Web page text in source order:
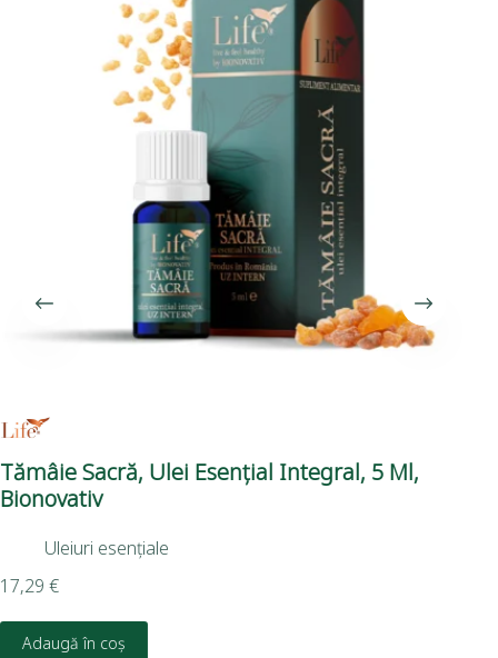
​Tămâie Sacră, Ulei Esențial Integral, 5 Ml,
Bionovativ
Uleiuri esențiale
17,29 €
Adaugă în coș